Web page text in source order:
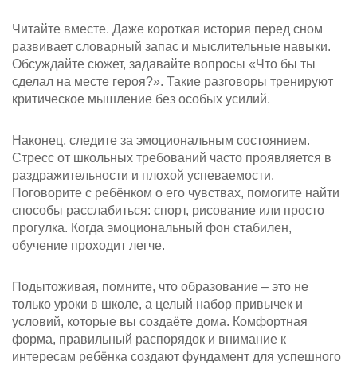
Читайте вместе. Даже короткая история перед сном
развивает словарный запас и мыслительные навыки.
Обсуждайте сюжет, задавайте вопросы «Что бы ты
сделал на месте героя?». Такие разговоры тренируют
критическое мышление без особых усилий.
Наконец, следите за эмоциональным состоянием.
Стресс от школьных требований часто проявляется в
раздражительности и плохой успеваемости.
Поговорите с ребёнком о его чувствах, помогите найти
способы расслабиться: спорт, рисование или просто
прогулка. Когда эмоциональный фон стабилен,
обучение проходит легче.
Подытоживая, помните, что образование – это не
только уроки в школе, а целый набор привычек и
условий, которые вы создаёте дома. Комфортная
форма, правильный распорядок и внимание к
интересам ребёнка создают фундамент для успешного